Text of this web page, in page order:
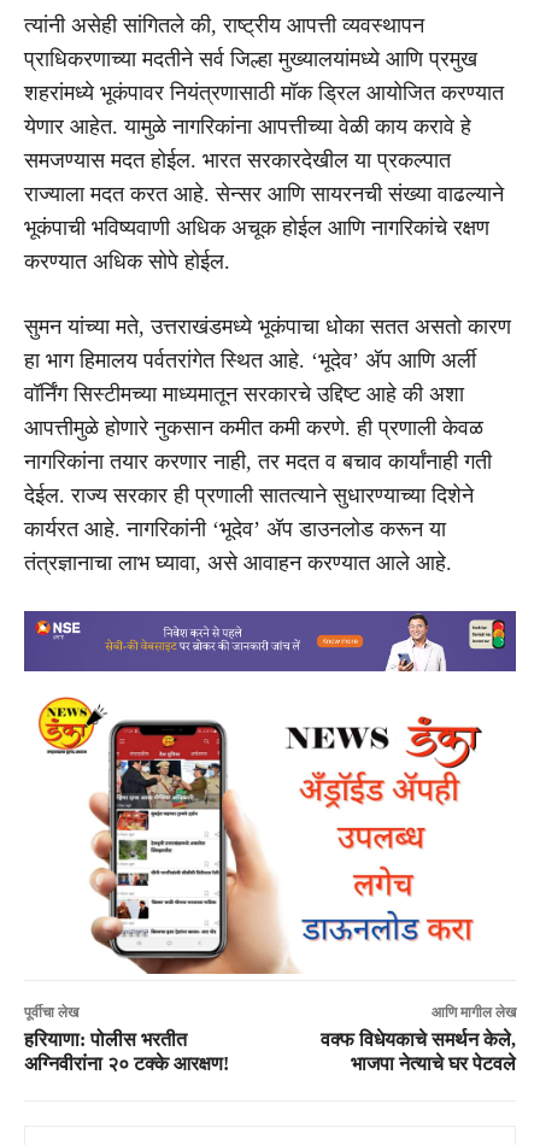
त्यांनी असेही सांगितले की, राष्ट्रीय आपत्ती व्यवस्थापन
प्राधिकरणाच्या मदतीने सर्व जिल्हा मुख्यालयांमध्ये आणि प्रमुख
शहरांमध्ये भूकंपावर नियंत्रणासाठी मॉक ड्रिल आयोजित करण्यात
येणार आहेत. यामुळे नागरिकांना आपत्तीच्या वेळी काय करावे हे
समजण्यास मदत होईल. भारत सरकारदेखील या प्रकल्पात
राज्याला मदत करत आहे. सेन्सर आणि सायरनची संख्या वाढल्याने
भूकंपाची भविष्यवाणी अधिक अचूक होईल आणि नागरिकांचे रक्षण
करण्यात अधिक सोपे होईल.
सुमन यांच्या मते, उत्तराखंडमध्ये भूकंपाचा धोका सतत असतो कारण
हा भाग हिमालय पर्वतरांगेत स्थित आहे. ‘भूदेव’ अ‍ॅप आणि अर्ली
वॉर्निंग सिस्टीमच्या माध्यमातून सरकारचे उद्दिष्ट आहे की अशा
आपत्तीमुळे होणारे नुकसान कमीत कमी करणे. ही प्रणाली केवळ
नागरिकांना तयार करणार नाही, तर मदत व बचाव कार्यांनाही गती
देईल. राज्य सरकार ही प्रणाली सातत्याने सुधारण्याच्या दिशेने
कार्यरत आहे. नागरिकांनी ‘भूदेव’ अ‍ॅप डाउनलोड करून या
तंत्रज्ञानाचा लाभ घ्यावा, असे आवाहन करण्यात आले आहे.
पूर्वीचा लेख
हरियाणा: पोलीस भरतीत
अग्निवीरांना २० टक्के आरक्षण!
आणि मागील लेख
वक्फ विधेयकाचे समर्थन केले,
भाजपा नेत्याचे घर पेटवले